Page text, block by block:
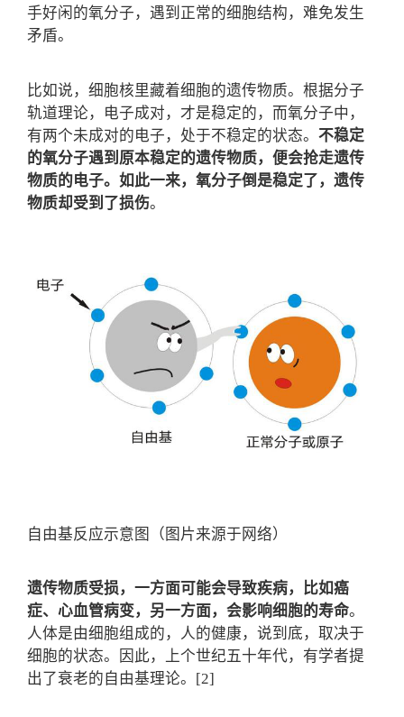
手好闲的氧分子，遇到正常的细胞结构，难免发生
矛盾。
比如说，细胞核里藏着细胞的遗传物质。根据分子
轨道理论，电子成对，才是稳定的，而氧分子中，
有两个未成对的电子，处于不稳定的状态。 不稳定
的氧分子遇到原本稳定的遗传物质，便会抢走遗传
物质的电子。如此一来，氧分子倒是稳定了，遗传
物质却受到了损伤。
自由基反应示意图（图片来源于网络）
遗传物质受损，一方面可能会导致疾病，比如癌
症、心血管病变，另一方面，会影响细胞的寿命。
人体是由细胞组成的，人的健康，说到底，取决于
细胞的状态。因此，上个世纪五十年代，有学者提
出了衰老的自由基理论。[2]